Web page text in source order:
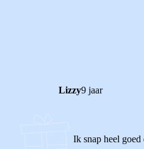
Lizzy9 jaar
Ik snap heel